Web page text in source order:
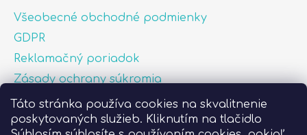
Táto stránka používa cookies na skvalitnenie
poskytovaných služieb. Kliknutím na tlačidlo
Všeobecné obchodné podmienky
GDPR
Reklamačný poriadok
Zásady ochrany súkromia
Zásady používania súborov cookies
O nás